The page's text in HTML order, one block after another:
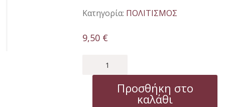
Κατηγορία: ΠΟΛΙΤΙΣΜΟΣ
9,50 €
ΕΓΚΩΜΙΟΝ
ποσότητα
Προσθήκη στο
καλάθι